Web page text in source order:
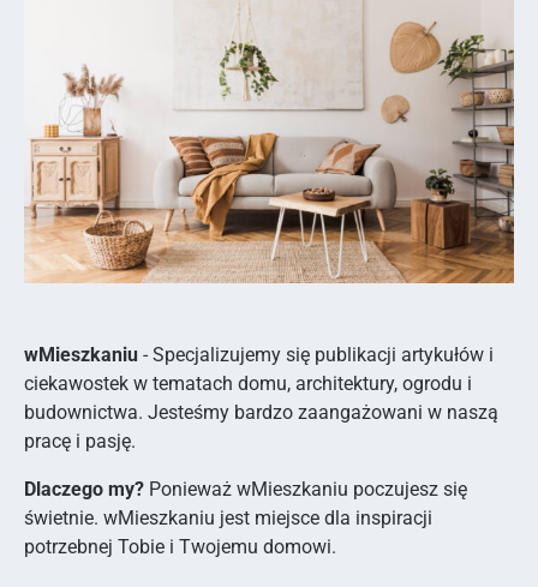
wMieszkaniu - Specjalizujemy się publikacji artykułów i
ciekawostek w tematach domu, architektury, ogrodu i
budownictwa. Jesteśmy bardzo zaangażowani w naszą
pracę i pasję.
Dlaczego my? Ponieważ wMieszkaniu poczujesz się
świetnie. wMieszkaniu jest miejsce dla inspiracji
potrzebnej Tobie i Twojemu domowi.